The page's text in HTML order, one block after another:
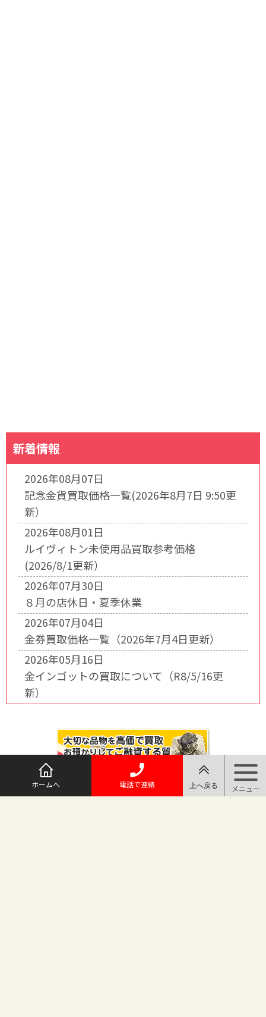
新着情報
2026年08月07日
記念金貨買取価格一覧(2026年8月7日 9:50更
新）
2026年08月01日
ルイヴィトン未使用品買取参考価格
(2026/8/1更新）
2026年07月30日
８月の店休日・夏季休業
2026年07月04日
金券買取価格一覧（2026年7月4日更新）
2026年05月16日
金インゴットの買取について（R8/5/16更
新）
ホームへ 電話で連絡